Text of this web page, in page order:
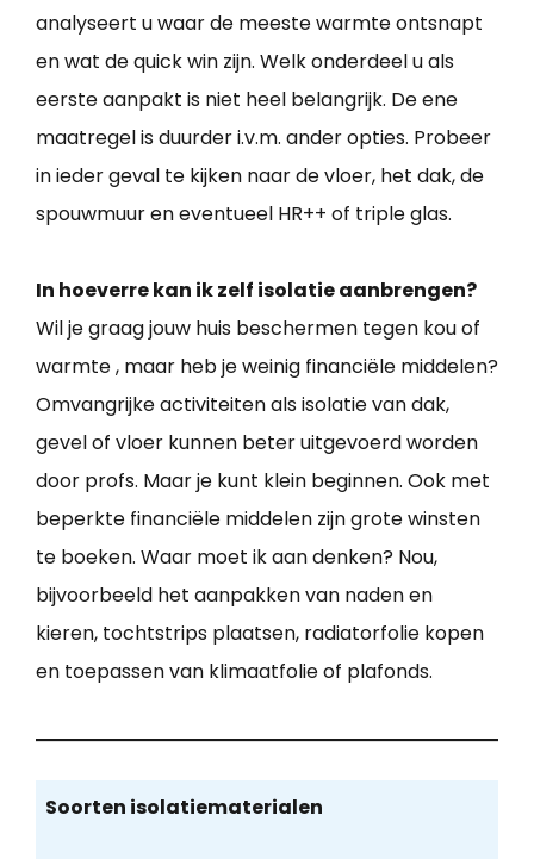
analyseert u waar de meeste warmte ontsnapt
en wat de quick win zijn. Welk onderdeel u als
eerste aanpakt is niet heel belangrijk. De ene
maatregel is duurder i.v.m. ander opties. Probeer
in ieder geval te kijken naar de vloer, het dak, de
spouwmuur en eventueel HR++ of triple glas.
In hoeverre kan ik zelf isolatie aanbrengen?
Wil je graag jouw huis beschermen tegen kou of
warmte , maar heb je weinig financiële middelen?
Omvangrijke activiteiten als isolatie van dak,
gevel of vloer kunnen beter uitgevoerd worden
door profs. Maar je kunt klein beginnen. Ook met
beperkte financiële middelen zijn grote winsten
te boeken. Waar moet ik aan denken? Nou,
bijvoorbeeld het aanpakken van naden en
kieren, tochtstrips plaatsen, radiatorfolie kopen
en toepassen van klimaatfolie of plafonds.
Soorten isolatiematerialen